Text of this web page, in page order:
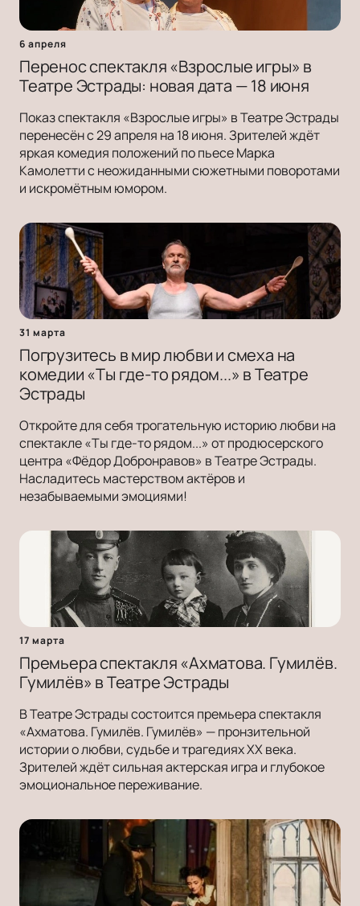
6 апреля
Перенос спектакля «Взрослые игры» в
Театре Эстрады: новая дата — 18 июня
Показ спектакля «Взрослые игры» в Театре Эстрады
перенесён с 29 апреля на 18 июня. Зрителей ждёт
яркая комедия положений по пьесе Марка
Камолетти с неожиданными сюжетными поворотами
и искромётным юмором.
31 марта
Погрузитесь в мир любви и смеха на
комедии «Ты где-то рядом...» в Театре
Эстрады
Откройте для себя трогательную историю любви на
спектакле «Ты где-то рядом...» от продюсерского
центра «Фёдор Добронравов» в Театре Эстрады.
Насладитесь мастерством актёров и
незабываемыми эмоциями!
17 марта
Премьера спектакля «Ахматова. Гумилёв.
Гумилёв» в Театре Эстрады
В Театре Эстрады состоится премьера спектакля
«Ахматова. Гумилёв. Гумилёв» — пронзительной
истории о любви, судьбе и трагедиях ХХ века.
Зрителей ждёт сильная актерская игра и глубокое
эмоциональное переживание.